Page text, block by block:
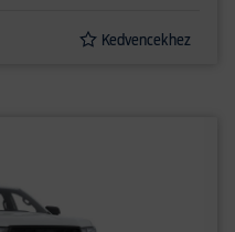
Kedvencekhez